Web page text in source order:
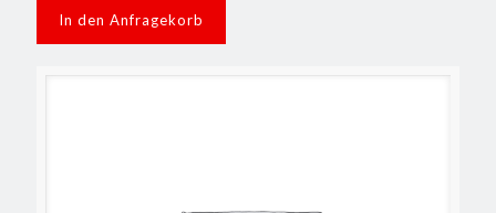
In den Anfragekorb